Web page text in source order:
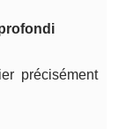
précisément